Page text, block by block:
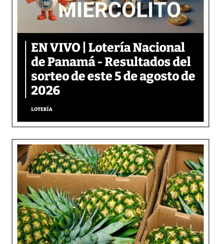
EN VIVO | Lotería Nacional
de Panamá - Resultados del
sorteo de este 5 de agosto de
2026
LOTERÍA